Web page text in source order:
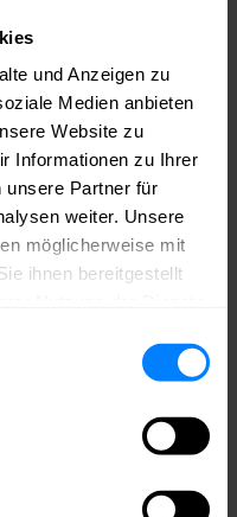
und Anzeigen zu
Medien anbieten
Website zu
Informationen zu Ihrer
unsere Partner für
weiter. Unsere
möglicherweise mit
ihnen bereitgestellt
Musik:Chopstick |
title=“Ein
deiner Branche und weit
den Unterschied